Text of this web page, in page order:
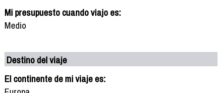
Mi presupuesto cuando viajo es:
Medio
Destino del viaje
El continente de mi viaje es: